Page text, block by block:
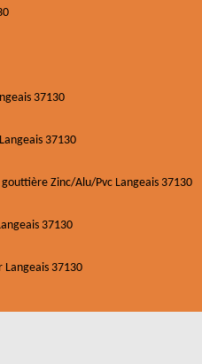
37130
37130
Zinc/Alu/Pvc Langeais 37130
37130
37130